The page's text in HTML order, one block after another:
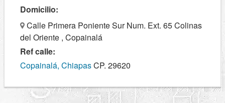
Domicilio:
Calle Primera Poniente Sur Num. Ext. 65 Colinas
del Oriente , Copainalá
Ref calle:
Copainalá, ChiapasCP. 29620